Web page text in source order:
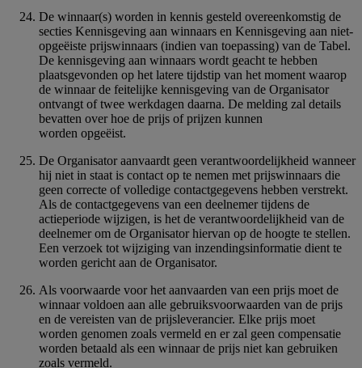
De winnaar(s) worden in kennis gesteld overeenkomstig de
secties Kennisgeving aan winnaars en Kennisgeving aan niet-
opgeëiste prijswinnaars (indien van toepassing) van de Tabel.
De kennisgeving aan winnaars wordt geacht te hebben
plaatsgevonden op het latere tijdstip van het moment waarop
de winnaar de feitelijke kennisgeving van de Organisator
ontvangt of twee werkdagen daarna. De melding zal details
bevatten over hoe de prijs of prijzen kunnen
worden opgeëist.
De Organisator aanvaardt geen verantwoordelijkheid wanneer
hij niet in staat is contact op te nemen met prijswinnaars die
geen correcte of volledige contactgegevens hebben verstrekt.
Als de contactgegevens van een deelnemer tijdens de
actieperiode wijzigen, is het de verantwoordelijkheid van de
deelnemer om de Organisator hiervan op de hoogte te stellen.
Een verzoek tot wijziging van inzendingsinformatie dient te
worden gericht aan de Organisator.
Als voorwaarde voor het aanvaarden van een prijs moet de
winnaar voldoen aan alle gebruiksvoorwaarden van de prijs
en de vereisten van de prijsleverancier. Elke prijs moet
worden genomen zoals vermeld en er zal geen compensatie
worden betaald als een winnaar de prijs niet kan gebruiken
zoals vermeld.